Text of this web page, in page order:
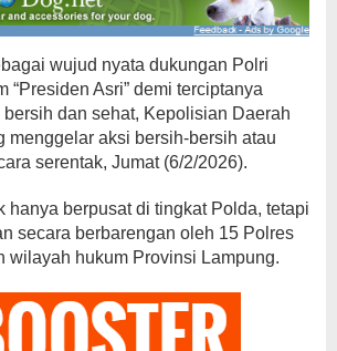
wujud nyata dukungan Polri
“Presiden Asri” demi terciptanya
bersih dan sehat, Kepolisian Daerah
menggelar aksi bersih-bersih atau
serentak, Jumat (6/2/2026).
hanya berpusat di tingkat Polda, tetapi
secara berbarengan oleh 15 Polres
wilayah hukum Provinsi Lampung.